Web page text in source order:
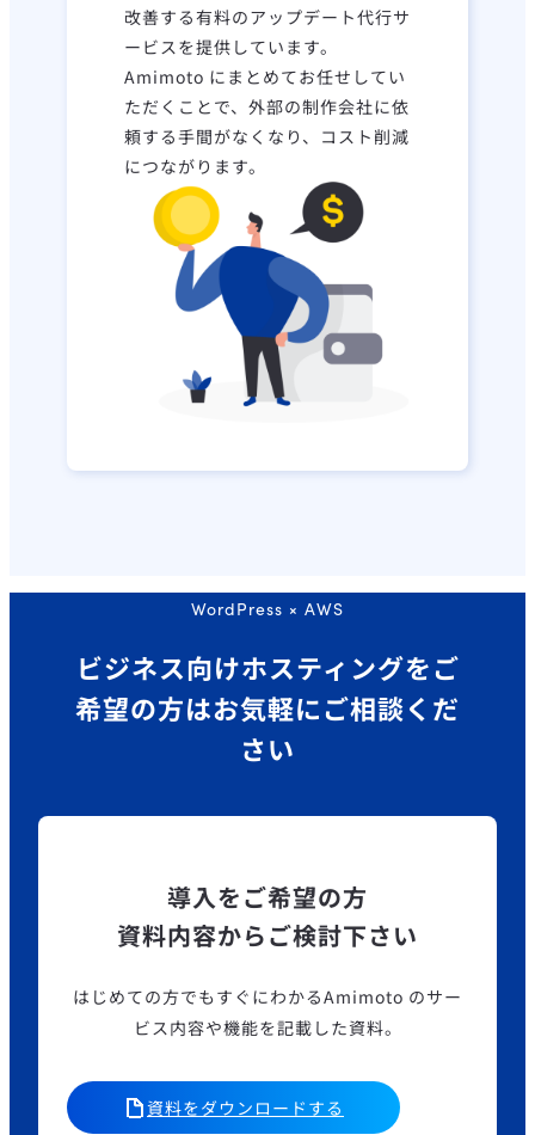
改善する有料のアップデート代行サ
ービスを提供しています。
Amimoto にまとめてお任せしてい
ただくことで、外部の制作会社に依
頼する手間がなくなり、コスト削減
につながります。
WordPress × AWS
ビジネス向けホスティングをご
希望の方はお気軽にご相談くだ
さい
導入をご希望の方
資料内容からご検討下さい
はじめての方でもすぐにわかるAmimoto のサー
ビス内容や機能を記載した資料。
資料をダウンロードする